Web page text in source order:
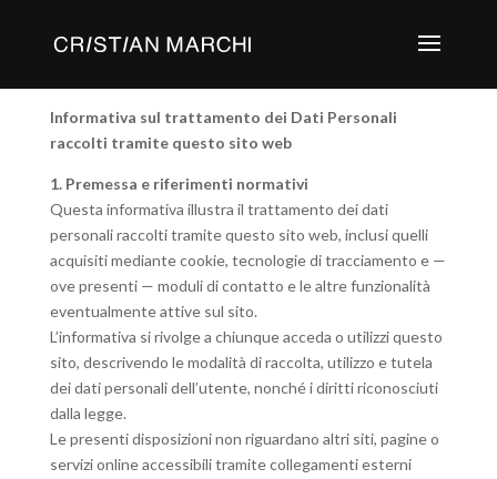
Informativa sul trattamento dei Dati Personali
raccolti tramite questo sito web
1. Premessa e riferimenti normativi
Questa informativa illustra il trattamento dei dati
personali raccolti tramite questo sito web, inclusi quelli
acquisiti mediante cookie, tecnologie di tracciamento e —
ove presenti — moduli di contatto e le altre funzionalità
eventualmente attive sul sito.
L’informativa si rivolge a chiunque acceda o utilizzi questo
sito, descrivendo le modalità di raccolta, utilizzo e tutela
dei dati personali dell’utente, nonché i diritti riconosciuti
dalla legge.
Le presenti disposizioni non riguardano altri siti, pagine o
servizi online accessibili tramite collegamenti esterni